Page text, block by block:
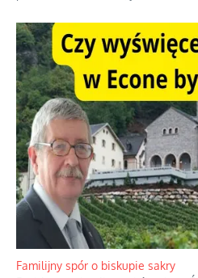
Ciemna strona podręcznikowych
Historia jest doświadczeniem
że będziemy coś krytykować po
powstania nie zrobili, jest...